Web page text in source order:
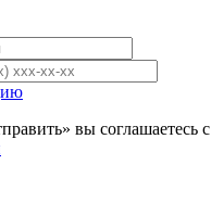
вы соглашаетесь с